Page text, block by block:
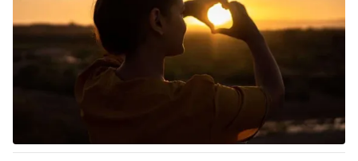
Video Shorts video
VTV Thể thao
Bất động sản